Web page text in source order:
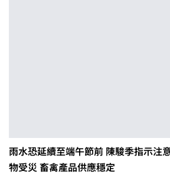
雨水恐延續至端午節前 陳駿季指示注
物受災 畜禽產品供應穩定